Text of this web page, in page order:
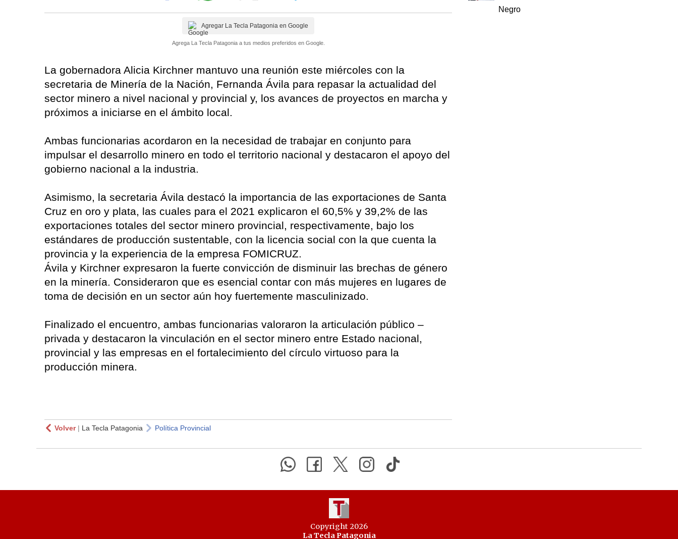
Agregar La Tecla Patagonia en Google
Agrega La Tecla Patagonia a tus medios preferidos en Google.
La gobernadora Alicia Kirchner mantuvo una reunión este miércoles con la
secretaria de Minería de la Nación, Fernanda Ávila para repasar la actualidad del
sector minero a nivel nacional y provincial y, los avances de proyectos en marcha y
próximos a iniciarse en el ámbito local.
Ambas funcionarias acordaron en la necesidad de trabajar en conjunto para
impulsar el desarrollo minero en todo el territorio nacional y destacaron el apoyo del
gobierno nacional a la industria.
Asimismo, la secretaria Ávila destacó la importancia de las exportaciones de Santa
Cruz en oro y plata, las cuales para el 2021 explicaron el 60,5% y 39,2% de las
exportaciones totales del sector minero provincial, respectivamente, bajo los
estándares de producción sustentable, con la licencia social con la que cuenta la
provincia y la experiencia de la empresa FOMICRUZ.
Ávila y Kirchner expresaron la fuerte convicción de disminuir las brechas de género
en la minería. Consideraron que es esencial contar con más mujeres en lugares de
toma de decisión en un sector aún hoy fuertemente masculinizado.
Finalizado el encuentro, ambas funcionarias valoraron la articulación público –
privada y destacaron la vinculación en el sector minero entre Estado nacional,
provincial y las empresas en el fortalecimiento del círculo virtuoso para la
producción minera.
Volver| La Tecla Patagonia Política Provincial
Negro
Copyright 2026
La Tecla Patagonia